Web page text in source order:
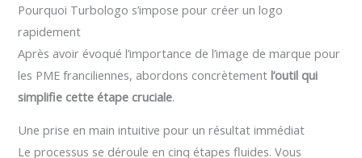
Pourquoi Turbologo s’impose pour créer un logo
rapidement
Après avoir évoqué l’importance de l’image de marque pour
les PME franciliennes, abordons concrètementl’outil qui
simplifie cette étape cruciale.
Une prise en main intuitive pour un résultat immédiat
Le processus se déroule en cinq étapes fluides. Vous